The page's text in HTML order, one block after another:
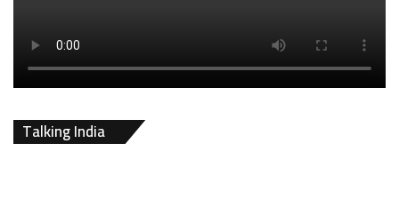
Talking India